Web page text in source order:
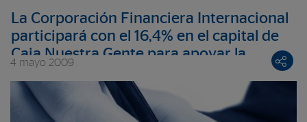
La Corporación Financiera Internacional
participará con el 16,4% en el capital de
Caja Nuestra Gente para apoyar la
expansión de la Fundación Microfinanzas
BBVA en Perú
4 mayo 2009